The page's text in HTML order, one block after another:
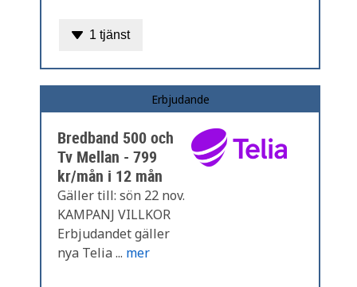
1 tjänst
Erbjudande
Bredband 500 och
Tv Mellan - 799
kr/mån i 12 mån
Gäller till: sön 22 nov.
KAMPANJ VILLKOR
Erbjudandet gäller
nya Telia ... mer